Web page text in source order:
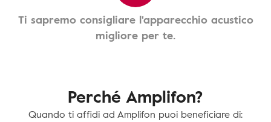
Ti sapremo consigliare l'apparecchio acustico
migliore per te.
Perché Amplifon?
Quando ti affidi ad Amplifon puoi beneficiare di: